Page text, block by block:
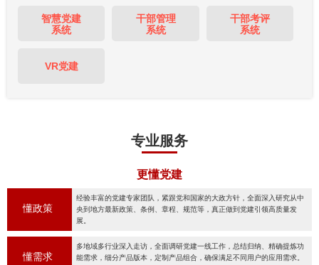
智慧党建
系统
干部管理
系统
干部考评
系统
VR党建
专业服务
更懂党建
懂政策
经验丰富的党建专家团队，紧跟党和国家的大政方针，全面深入研究从中
央到地方最新政策、条例、章程、规范等，真正做到党建引领高质量发
展。
懂需求
多地域多行业深入走访，全面调研党建一线工作，总结归纳、精确提炼功
能需求，细分产品版本，定制产品组合，确保满足不同用户的应用需求。